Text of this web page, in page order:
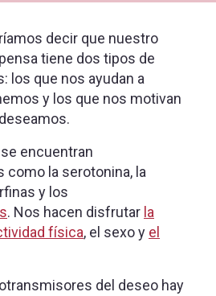
decir que nuestro
tiene dos tipos de
los que nos ayudan a
y los que nos motivan
encuentran
como la serotonina, la
y los
. Nos hacen disfrutar la
física, el sexo y el
del deseo hay